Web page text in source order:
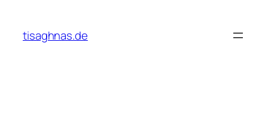
springen
tisaghnas.de